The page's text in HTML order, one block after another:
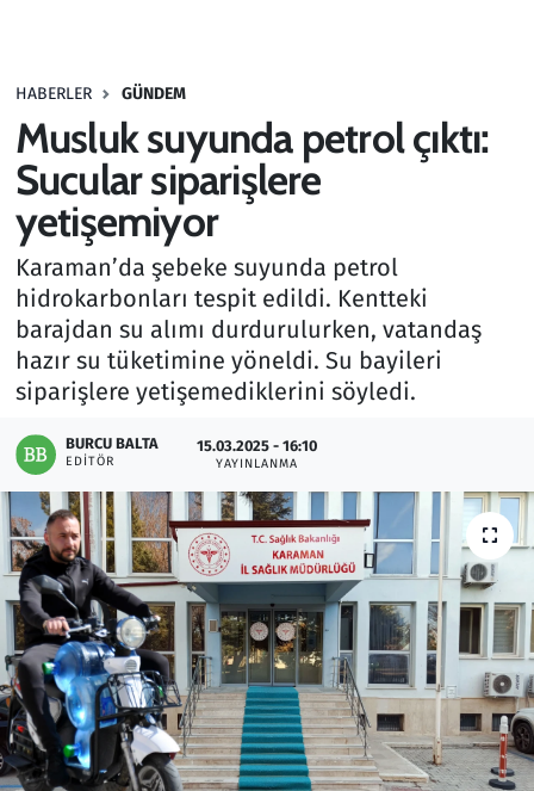
HABERLER GÜNDEM
Musluk suyunda petrol çıktı:
Sucular siparişlere
yetişemiyor
Karaman’da şebeke suyunda petrol
hidrokarbonları tespit edildi. Kentteki
barajdan su alımı durdurulurken, vatandaş
hazır su tüketimine yöneldi. Su bayileri
siparişlere yetişemediklerini söyledi.
BURCU BALTA
EDITÖR
15.03.2025 - 16:10
YAYINLANMA
Haber
Kültür Sanat
Kurumsal Haberler
Lezzet Durağı
Memur ve Kamu
Otomobil
Oyun
Ramazan
Resmi İlanlar
Rüya Tabirleri
Sağlık
Savunma Sanayi